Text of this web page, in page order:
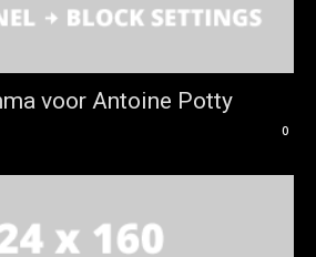
voor Antoine Potty
0